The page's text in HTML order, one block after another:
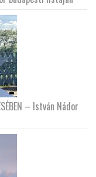
– István Nádor